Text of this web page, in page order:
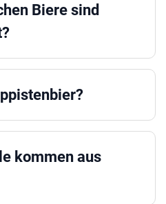
Biere sind
kommen aus